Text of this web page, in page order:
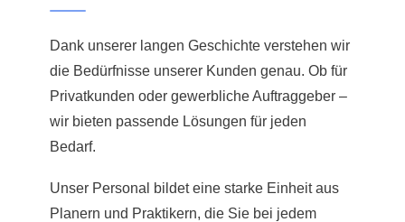
Dank unserer langen Geschichte verstehen wir
die Bedürfnisse unserer Kunden genau. Ob für
Privatkunden oder gewerbliche Auftraggeber –
wir bieten passende Lösungen für jeden
Bedarf.
Unser Personal bildet eine starke Einheit aus
Planern und Praktikern, die Sie bei jedem